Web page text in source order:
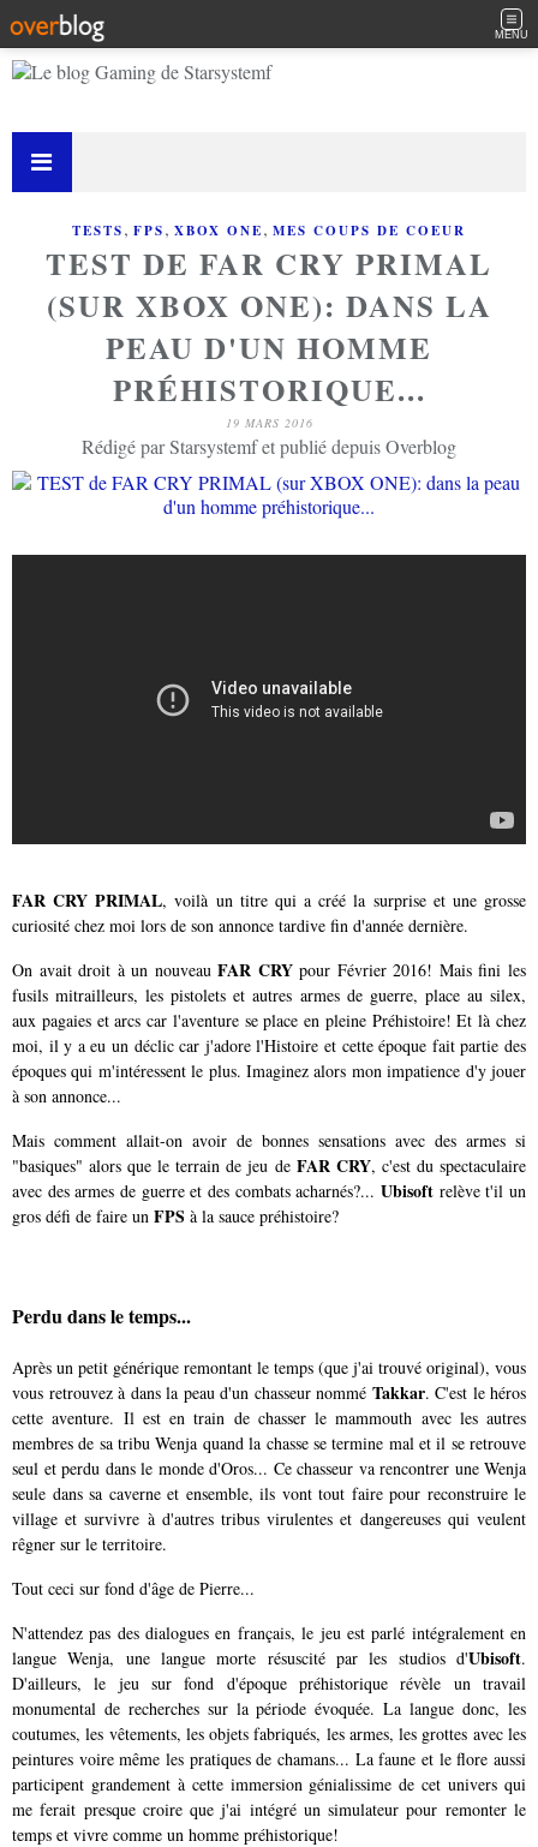
MENU
TESTS, FPS, XBOX ONE, MES COUPS DE COEUR
TEST DE FAR CRY PRIMAL
(SUR XBOX ONE): DANS LA
PEAU D'UN HOMME
PRÉHISTORIQUE...
19 MARS 2016
Rédigé par Starsystemf et publié depuis Overblog
FAR CRY PRIMAL, voilà un titre qui a créé la surprise et une grosse
curiosité chez moi lors de son annonce tardive fin d'année dernière.
On avait droit à un nouveauFAR CRYpour Février 2016! Mais fini les
fusils mitrailleurs, les pistolets et autres armes de guerre, place au silex,
aux pagaies et arcs car l'aventure se place en pleine Préhistoire! Et là chez
moi, il y a eu un déclic car j'adore l'Histoire et cette époque fait partie des
époques qui m'intéressent le plus. Imaginez alors mon impatience d'y jouer
à son annonce...
Mais comment allait-on avoir de bonnes sensations avec des armes si
"basiques" alors que le terrain de jeu de FAR CRY, c'est du spectaculaire
avec des armes de guerre et des combats acharnés?... Ubisoft relève t'il un
gros défi de faire un FPS à la sauce préhistoire?
Perdu dans le temps...
Après un petit générique remontant le temps (que j'ai trouvé original), vous
vous retrouvez à dans la peau d'un chasseur nommé Takkar. C'est le héros
cette aventure. Il est en train de chasser le mammouth avec les autres
membres de sa tribu Wenja quand la chasse se termine mal et il se retrouve
seul et perdu dans le monde d'Oros... Ce chasseur va rencontrer une Wenja
seule dans sa caverne et ensemble, ils vont tout faire pour reconstruire le
village et survivre à d'autres tribus virulentes et dangereuses qui veulent
rêgner sur le territoire.
Tout ceci sur fond d'âge de Pierre...
N'attendez pas des dialogues en français, le jeu est parlé intégralement en
langue Wenja, une langue morte résuscité par les studios d'Ubisoft.
D'ailleurs, le jeu sur fond d'époque préhistorique révèle un travail
monumental de recherches sur la période évoquée. La langue donc, les
coutumes, les vêtements, les objets fabriqués, les armes, les grottes avec les
peintures voire même les pratiques de chamans... La faune et le flore aussi
participent grandement à cette immersion génialissime de cet univers qui
me ferait presque croire que j'ai intégré un simulateur pour remonter le
temps et vivre comme un homme préhistorique!